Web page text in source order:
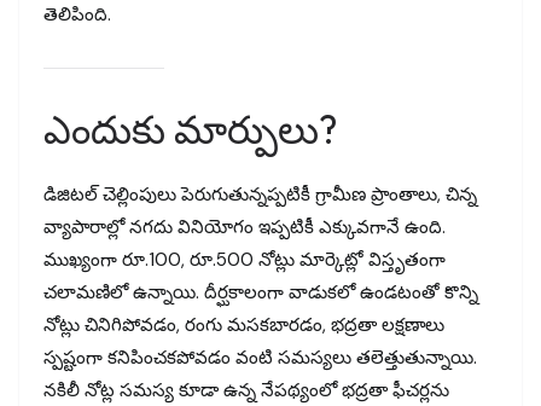
తెలిపింది.
ఎందుకు మార్పులు?
డిజిటల్‌ చెల్లింపులు పెరుగుతున్నప్పటికీ గ్రామీణ ప్రాంతాలు, చిన్న
వ్యాపారాల్లో నగదు వినియోగం ఇప్పటికీ ఎక్కువగానే ఉంది.
ముఖ్యంగా రూ.100, రూ.500 నోట్లు మార్కెట్లో విస్తృతంగా
చలామణిలో ఉన్నాయి. దీర్ఘకాలంగా వాడుకలో ఉండటంతో కొన్ని
నోట్లు చినిగిపోవడం, రంగు మసకబారడం, భద్రతా లక్షణాలు
స్పష్టంగా కనిపించకపోవడం వంటి సమస్యలు తలెత్తుతున్నాయి.
నకిలీ నోట్ల సమస్య కూడా ఉన్న నేపథ్యంలో భద్రతా ఫీచర్లను